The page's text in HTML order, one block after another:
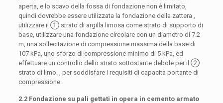
aperta, e lo scavo della fossa di fondazione non è limitato,
quindi dovrebbe essere utilizzata la fondazione della zattera ,
utilizzare il ① strato di argilla limosa come strato di supporto di
base, utilizzare una fondazione circolare con un diametro di 7.2
m, una sollecitazione di compressione massima della base di
107 kPa, uno sforzo di compressione minimo di 5 kPa, ed
effettuare un controllo dello strato sottostante debole per il ②
strato di limo. , per soddisfare i requisiti di capacità portante di
compressione.
2.2 Fondazione su pali gettati in opera in cemento armato